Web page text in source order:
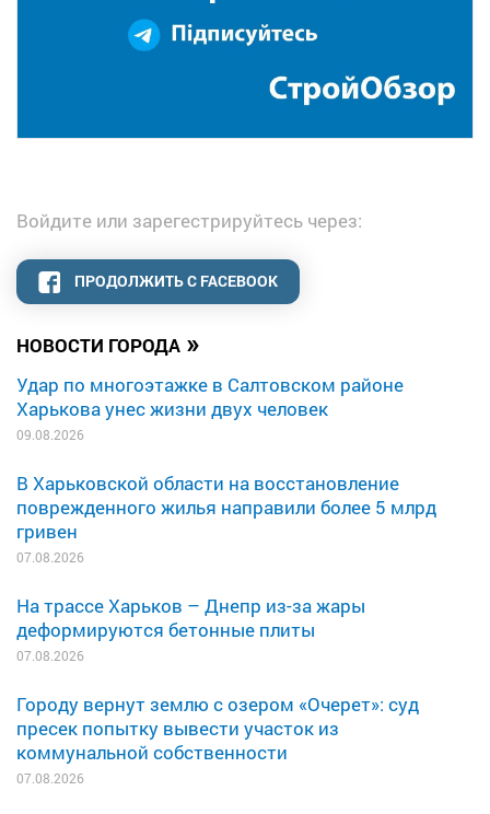
НОВОСТИ ГОРОДА »
Удар по многоэтажке в Салтовском районе
Харькова унес жизни двух человек
09.08.2026
В Харьковской области на восстановление
поврежденного жилья направили более 5 млрд
гривен
07.08.2026
На трассе Харьков – Днепр из-за жары
деформируются бетонные плиты
07.08.2026
Городу вернут землю с озером «Очерет»: суд
пресек попытку вывести участок из
коммунальной собственности
07.08.2026
Войдите или зарегестрируйтесь через:
ПРОДОЛЖИТЬ С FACEBOOK